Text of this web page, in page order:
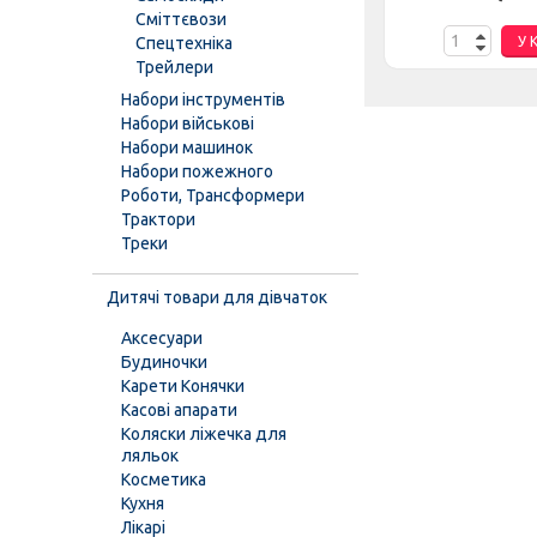
У КОШИК У
Сміттєвози
Спецтехніка
Трейлери
Набори інструментів
Набори військові
Набори машинок
Набори пожежного
Роботи, Трансформери
Трактори
Треки
Дитячі товари для дівчаток
Аксесуари
Будиночки
Карети Конячки
Касові апарати
Коляски ліжечка для
ляльок
Косметика
Кухня
Лікарі